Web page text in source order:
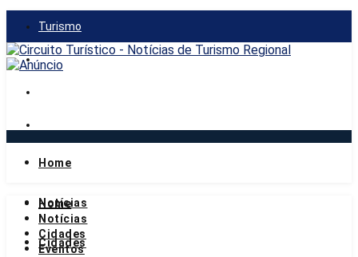
Turismo
Gastronomia
domingo, 9 de agosto de 2026
Home
Notícias
Cidades
Home
Notícias
Cidades
Eventos